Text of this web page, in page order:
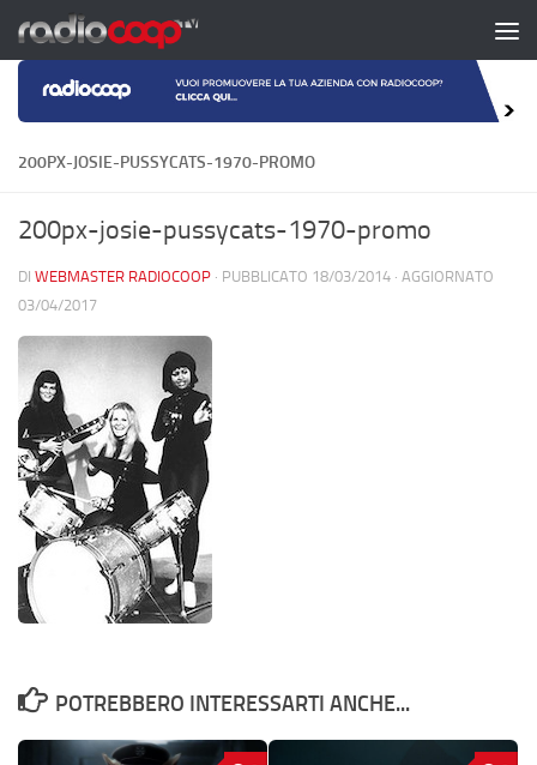
Salta al contenuto
200PX-JOSIE-PUSSYCATS-1970-PROMO
200px-josie-pussycats-1970-promo
DI WEBMASTER RADIOCOOP · PUBBLICATO 18/03/2014 · AGGIORNATO
03/04/2017
POTREBBERO INTERESSARTI ANCHE...